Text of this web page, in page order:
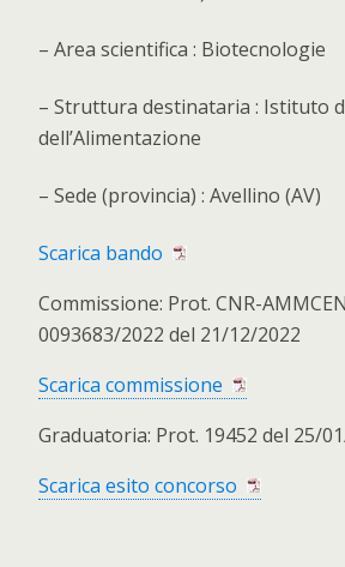
– Area scientifica : Biotecnologie
– Struttura destinataria : Istituto
dell’Alimentazione
– Sede (provincia) : Avellino (AV)
Scarica bando
Commissione: Prot. CNR-
0093683/2022 del 21/12/2022
Scarica commissione
Graduatoria: Prot. 19452 del 25/
Scarica esito concorso